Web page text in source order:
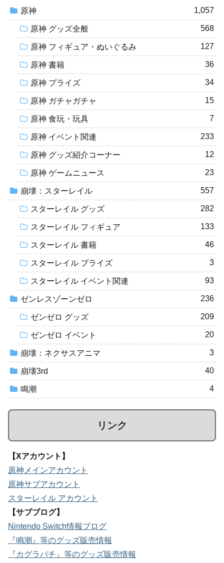
原神 1,057
原神 グッズ全般 568
原神 フィギュア・ぬいぐるみ 127
原神 書籍 36
原神 プライズ 34
原神 ガチャガチャ 15
原神 食玩・玩具 7
原神 イベント関連 233
原神 グッズ紹介コーナー 12
原神 ゲームニュース 23
崩壊：スターレイル 557
スターレイル グッズ 282
スターレイル フィギュア 133
スターレイル 書籍 46
スターレイル プライズ 3
スターレイル イベント関連 93
ゼンレスゾーンゼロ 236
ゼンゼロ グッズ 209
ゼンゼロ イベント 20
崩壊：ネクサスアニマ 3
崩壊3rd 40
鳴潮 4
リンク
【Xアカウント】
原神メインアカウント
原神サブアカウント
スターレイル アカウント
【サブブログ】
Nintendo Switch情報ブログ
『鳴潮』等のグッズ販売情報
『カグラバチ』等のグッズ販売情報